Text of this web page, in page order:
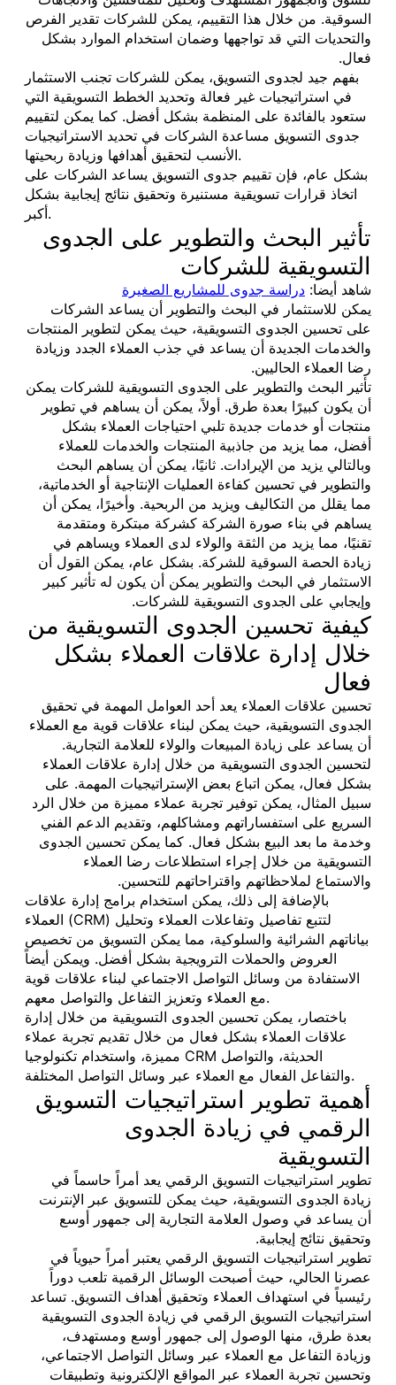
السوقية. من خلال هذا التقييم، يمكن للشركات تقدير الفرص
والتحديات التي قد تواجهها وضمان استخدام الموارد بشكل
فعال.
بفهم جيد لجدوى التسويق، يمكن للشركات تجنب الاستثمار
في استراتيجيات غير فعالة وتحديد الخطط التسويقية التي
ستعود بالفائدة على المنظمة بشكل أفضل. كما يمكن لتقييم
جدوى التسويق مساعدة الشركات في تحديد الاستراتيجيات
الأنسب لتحقيق أهدافها وزيادة ربحيتها.
بشكل عام، فإن تقييم جدوى التسويق يساعد الشركات على
اتخاذ قرارات تسويقية مستنيرة وتحقيق نتائج إيجابية بشكل
أكبر.
تأثير البحث والتطوير على الجدوى
التسويقية للشركات
شاهد أيضا: دراسة جدوى للمشاريع الصغيرة
يمكن للاستثمار في البحث والتطوير أن يساعد الشركات
على تحسين الجدوى التسويقية، حيث يمكن لتطوير المنتجات
والخدمات الجديدة أن يساعد في جذب العملاء الجدد وزيادة
رضا العملاء الحاليين.
تأثير البحث والتطوير على الجدوى التسويقية للشركات يمكن
أن يكون كبيرًا بعدة طرق. أولاً، يمكن أن يساهم في تطوير
منتجات أو خدمات جديدة تلبي احتياجات العملاء بشكل
أفضل، مما يزيد من جاذبية المنتجات والخدمات للعملاء
وبالتالي يزيد من الإيرادات. ثانيًا، يمكن أن يساهم البحث
والتطوير في تحسين كفاءة العمليات الإنتاجية أو الخدماتية،
مما يقلل من التكاليف ويزيد من الربحية. وأخيرًا، يمكن أن
يساهم في بناء صورة الشركة كشركة مبتكرة ومتقدمة
تقنيًا، مما يزيد من الثقة والولاء لدى العملاء ويساهم في
زيادة الحصة السوقية للشركة. بشكل عام، يمكن القول أن
الاستثمار في البحث والتطوير يمكن أن يكون له تأثير كبير
وإيجابي على الجدوى التسويقية للشركات.
كيفية تحسين الجدوى التسويقية من
خلال إدارة علاقات العملاء بشكل
فعال
تحسين علاقات العملاء يعد أحد العوامل المهمة في تحقيق
الجدوى التسويقية، حيث يمكن لبناء علاقات قوية مع العملاء
أن يساعد على زيادة المبيعات والولاء للعلامة التجارية.
لتحسين الجدوى التسويقية من خلال إدارة علاقات العملاء
بشكل فعال، يمكن اتباع بعض الإستراتيجيات المهمة. على
سبيل المثال، يمكن توفير تجربة عملاء مميزة من خلال الرد
السريع على استفساراتهم ومشاكلهم، وتقديم الدعم الفني
وخدمة ما بعد البيع بشكل فعال. كما يمكن تحسين الجدوى
التسويقية من خلال إجراء استطلاعات رضا العملاء
والاستماع لملاحظاتهم واقتراحاتهم للتحسين.
بالإضافة إلى ذلك، يمكن استخدام برامج إدارة علاقات
العملاء (CRM) لتتبع تفاصيل وتفاعلات العملاء وتحليل
بياناتهم الشرائية والسلوكية، مما يمكن التسويق من تخصيص
العروض والحملات الترويجية بشكل أفضل. ويمكن أيضاً
الاستفادة من وسائل التواصل الاجتماعي لبناء علاقات قوية
مع العملاء وتعزيز التفاعل والتواصل معهم.
باختصار، يمكن تحسين الجدوى التسويقية من خلال إدارة
علاقات العملاء بشكل فعال من خلال تقديم تجربة عملاء
مميزة، واستخدام تكنولوجيا CRM الحديثة، والتواصل
والتفاعل الفعال مع العملاء عبر وسائل التواصل المختلفة.
أهمية تطوير استراتيجيات التسويق
الرقمي في زيادة الجدوى
التسويقية
تطوير استراتيجيات التسويق الرقمي يعد أمراً حاسماً في
زيادة الجدوى التسويقية، حيث يمكن للتسويق عبر الإنترنت
أن يساعد في وصول العلامة التجارية إلى جمهور أوسع
وتحقيق نتائج إيجابية.
تطوير استراتيجيات التسويق الرقمي يعتبر أمراً حيوياً في
عصرنا الحالي، حيث أصبحت الوسائل الرقمية تلعب دوراً
رئيسياً في استهداف العملاء وتحقيق أهداف التسويق. تساعد
استراتيجيات التسويق الرقمي في زيادة الجدوى التسويقية
بعدة طرق، منها الوصول إلى جمهور أوسع ومستهدف،
وزيادة التفاعل مع العملاء عبر وسائل التواصل الاجتماعي،
وتحسين تجربة العملاء عبر المواقع الإلكترونية وتطبيقات